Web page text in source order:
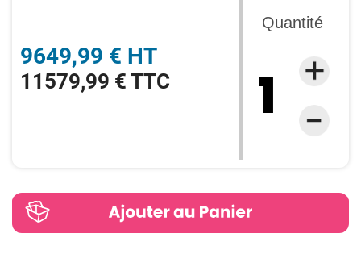
9649,99 € HT
11579,99 € TTC
Quantité